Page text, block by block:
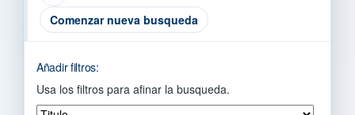
Comenzar nueva busqueda
Añadir filtros:
Usa los filtros para afinar la busqueda.